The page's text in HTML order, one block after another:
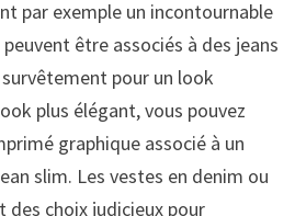
par exemple un incontournable
être associés à des jeans
pour un look
plus élégant, vous pouvez
graphique associé à un
slim. Les vestes en denim ou
des choix judicieux pour